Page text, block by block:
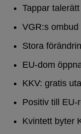
Tappar
VGR:s
Stora
EU-dom
KKV: gratis
Positiv till EU-
Kvintett byter